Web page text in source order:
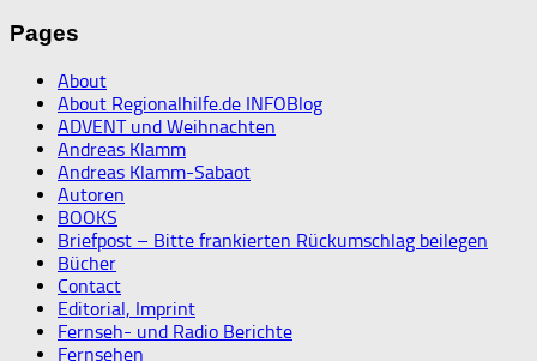
Pages
About
About Regionalhilfe.de INFOBlog
ADVENT und Weihnachten
Andreas Klamm
Andreas Klamm-Sabaot
Autoren
BOOKS
Briefpost – Bitte frankierten Rückumschlag beilegen
Bücher
Contact
Editorial, Imprint
Fernseh- und Radio Berichte
Fernsehen